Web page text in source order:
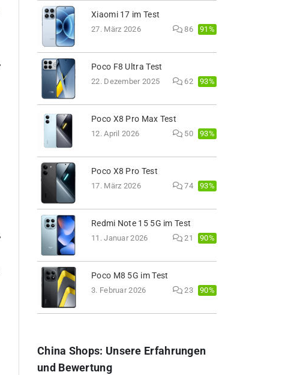
Xiaomi 17 im Test
27. März 2026 86 91%
Poco F8 Ultra Test
22. Dezember 2025 62 93%
Poco X8 Pro Max Test
12. April 2026 50 93%
Poco X8 Pro Test
17. März 2026 74 93%
Redmi Note 15 5G im Test
11. Januar 2026 21 90%
Poco M8 5G im Test
3. Februar 2026 23 90%
China Shops: Unsere Erfahrungen
und Bewertung